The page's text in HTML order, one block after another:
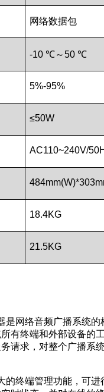
网络数据包
-10 ℃～50 ℃
5%-95%
≤50W
AC110~240V/
18.4KG
21.5KG
网络音频广播系统的
有终端和外部设备的
请求，对整个广播系
终端管理功能，可进